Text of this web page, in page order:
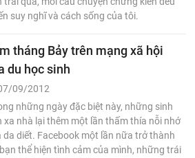
suy nghĩ và cách sống của tôi.
tháng Bảy trên mạng xã hội
du học sinh
09/2012
những ngày đặc biệt này, những sinh
xa nhà lại thêm một lần thấm thía nỗi nhớ
da diết. Facebook một lần nữa trở thành
thể hiện tình cảm của mình, những trái